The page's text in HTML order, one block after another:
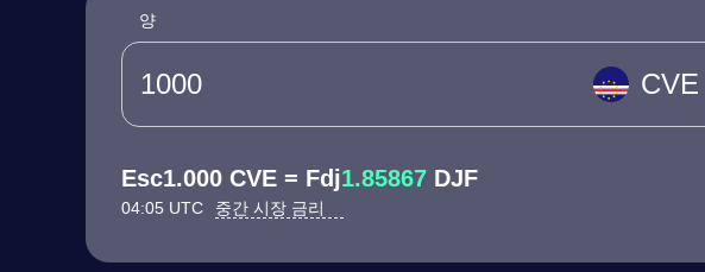
양
CVE
Esc1.000 CVE = Fdj1.85867 DJF
04:05 UTC 중간 시장 금리